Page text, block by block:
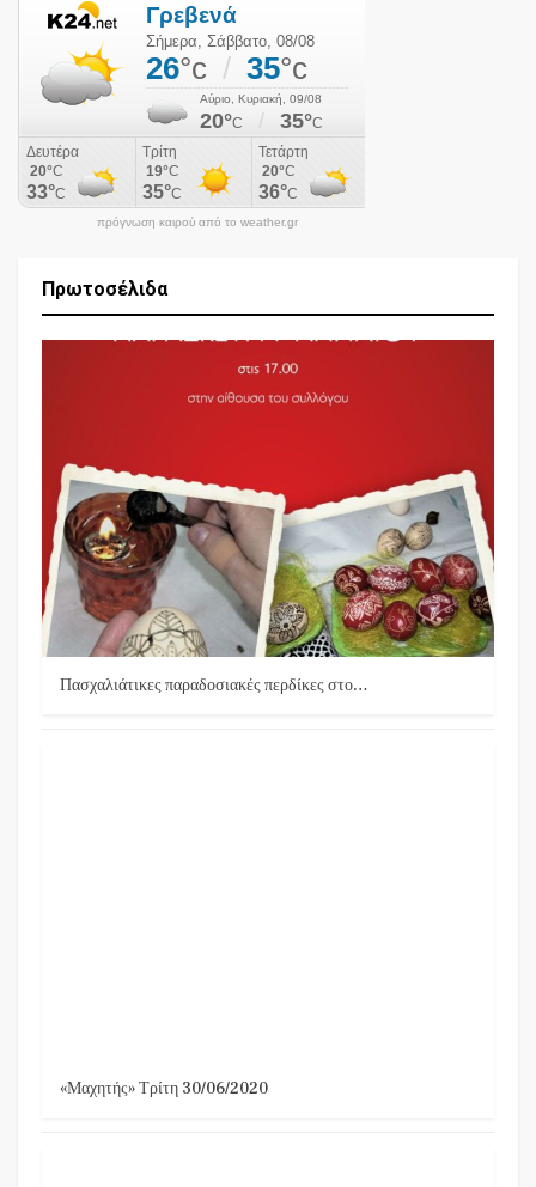
πρόγνωση καιρού από το weather.gr
Πρωτοσέλιδα
Πασχαλιάτικες παραδοσιακές περδίκες στο…
«Μαχητής» Τρίτη 30/06/2020